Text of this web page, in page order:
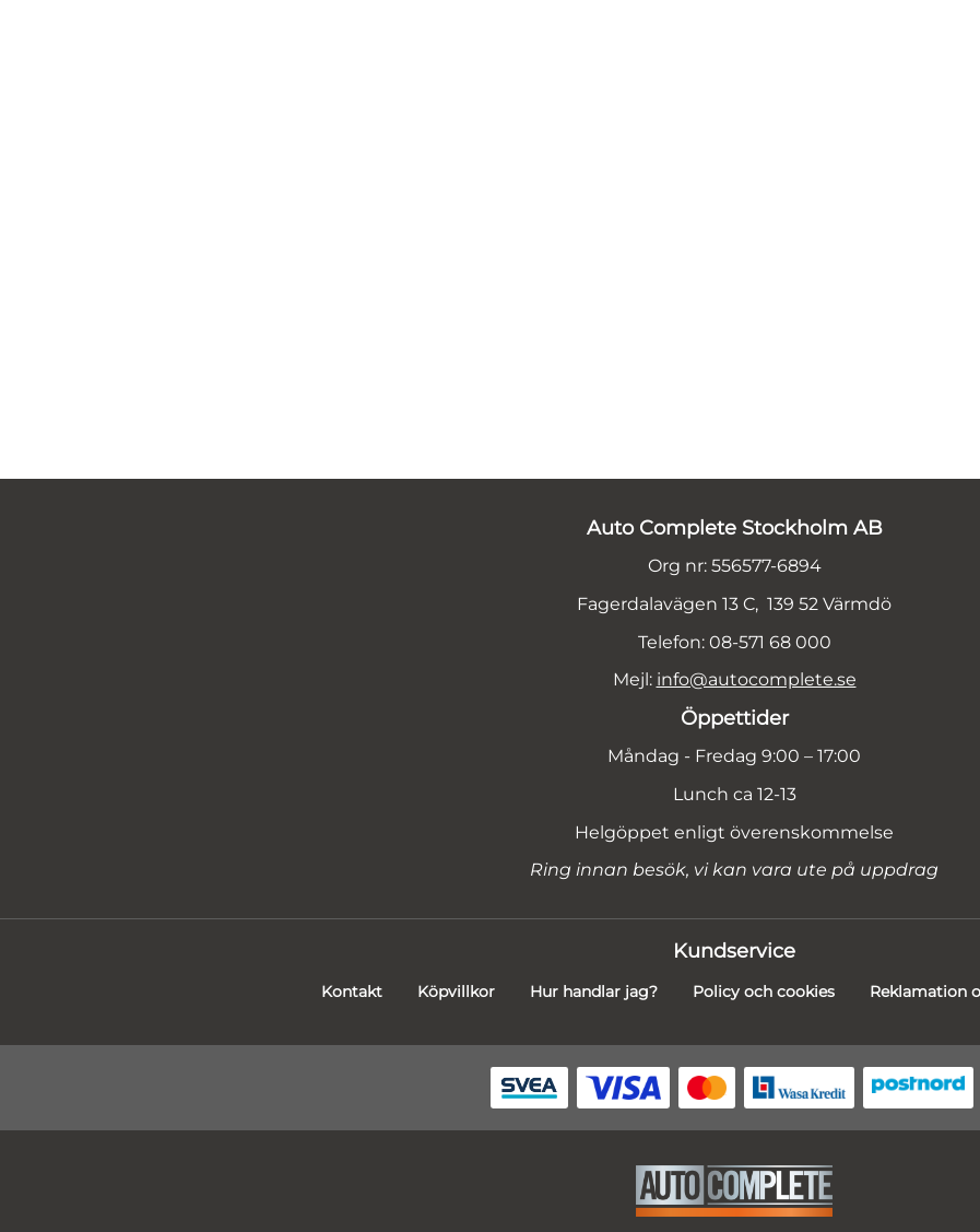
Auto Complete Stockholm AB
Org nr: 556577-6894
Fagerdalavägen 13 C, 139 52 Värmdö
Telefon: 08-571 68 000
Mejl: info@autocomplete.se
Öppettider
Måndag - Fredag 9:00 – 17:00
Lunch ca 12-13
Helgöppet enligt överenskommelse
Ring innan besök, vi kan vara ute på uppdrag
Kundservice
Kontakt Köpvillkor Hur handlar jag? Policy och cookies Reklamation